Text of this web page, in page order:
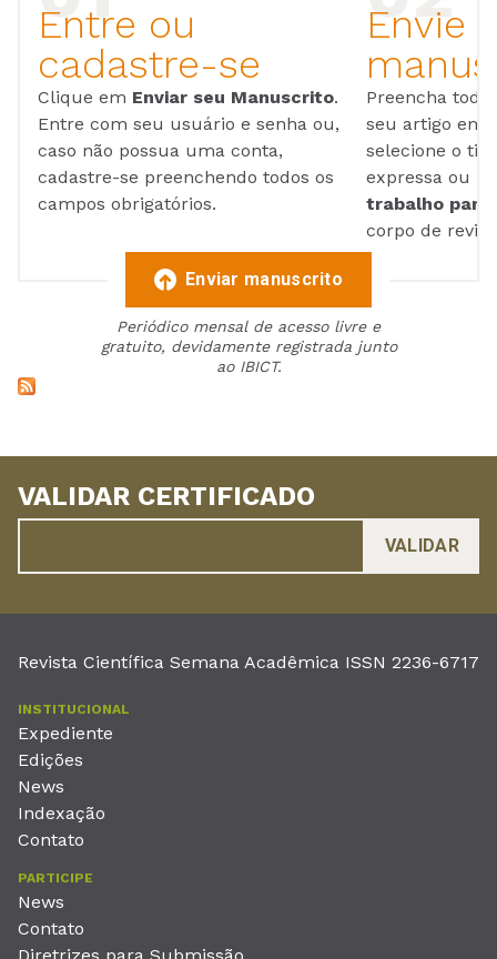
Entre ou
cadastre-se
Clique em Enviar seu Manuscrito.
Entre com seu usuário e senha ou,
caso não possua uma conta,
cadastre-se preenchendo todos os
campos obrigatórios.
Envie
Preencha
seu artigo em
selecione o
expressa ou
trabalho para
corpo de
Enviar manuscrito
Periódico mensal de acesso livre e
gratuito, devidamente registrada junto
ao IBICT.
VALIDAR CERTIFICADO
Revista Científica Semana Acadêmica ISSN 2236-6717
INSTITUCIONAL
Expediente
Edições
News
Indexação
Contato
PARTICIPE
News
Contato